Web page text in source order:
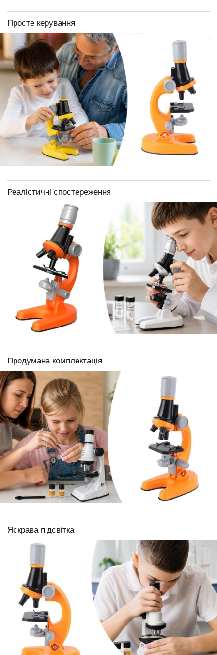
Просте керування
Реалістичні спостереження
Продумана комплектація
Яскрава підсвітка